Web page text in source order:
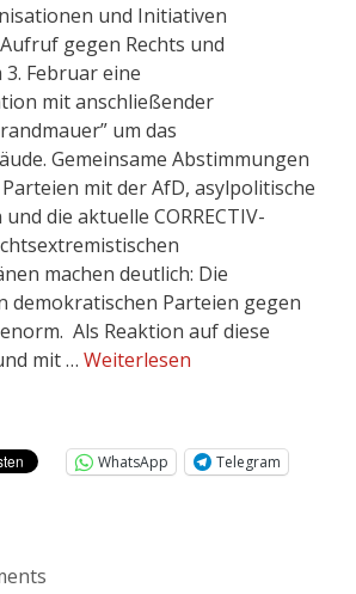
und Initiativen
gegen Rechts und
Februar eine
mit anschließender
um das
Gemeinsame Abstimmungen
mit der AfD, asylpolitische
die aktuelle CORRECTIV-
machen deutlich: Die
demokratischen Parteien gegen
Als Reaktion auf diese
mit … Weiterlesen
WhatsApp
Telegram